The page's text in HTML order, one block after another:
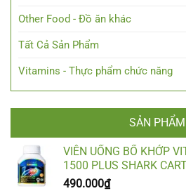
Other Food - Đồ ăn khác
Tất Cả Sản Phẩm
Vitamins - Thực phẩm chức năng
SẢN PHẨM
VIÊN UỐNG BỔ KHỚP
1500 PLUS SHARK
490.000₫